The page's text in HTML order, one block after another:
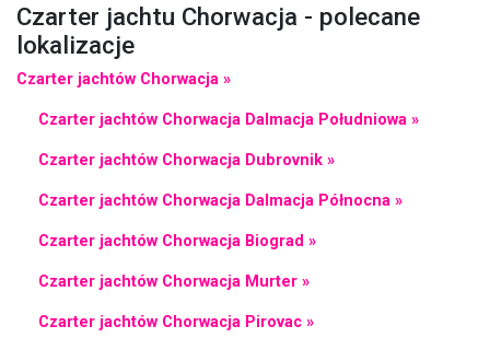
Czarter jachtu Chorwacja - polecane
lokalizacje
Czarter jachtów Chorwacja »
Czarter jachtów Chorwacja Dalmacja Południowa »
Czarter jachtów Chorwacja Dubrovnik »
Czarter jachtów Chorwacja Dalmacja Północna »
Czarter jachtów Chorwacja Biograd »
Czarter jachtów Chorwacja Murter »
Czarter jachtów Chorwacja Pirovac »